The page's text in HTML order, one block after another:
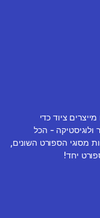
ציוד כדי
ולוגיסטיקה - הכל
מסוגי הספורט השונים,